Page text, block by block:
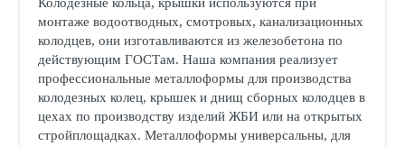
монтаже водоотводных, смотровых, канализационных
колодцев, они изготавливаются из железобетона по
действующим ГОСТам. Наша компания реализует
профессиональные металлоформы для производства
колодезных колец, крышек и днищ сборных колодцев в
цехах по производству изделий ЖБИ или на открытых
стройплощадках. Металлоформы универсальны, для